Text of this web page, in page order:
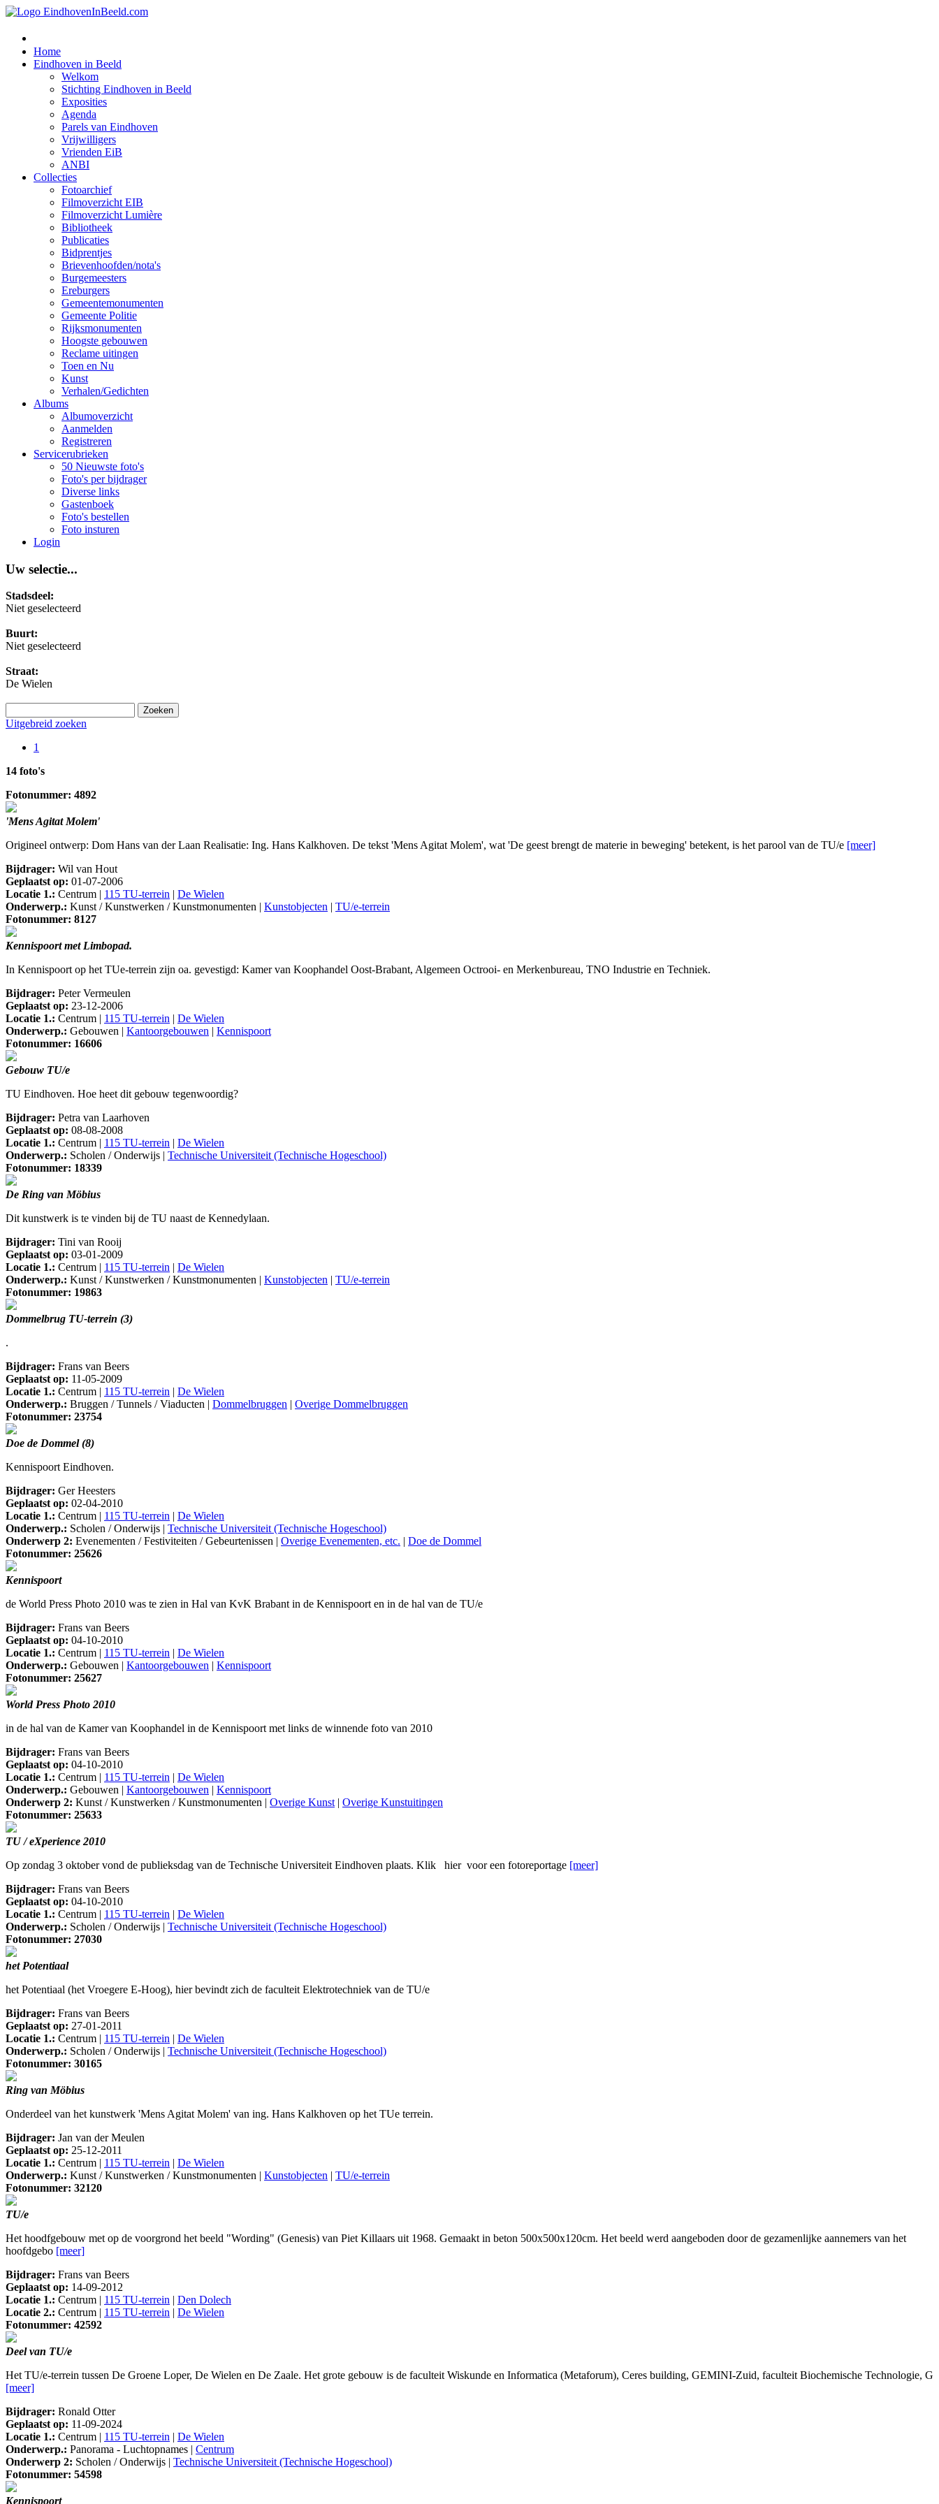
Home
Eindhoven in Beeld
Welkom
Stichting Eindhoven in Beeld
Exposities
Agenda
Parels van Eindhoven
Vrijwilligers
Vrienden EiB
ANBI
Collecties
Fotoarchief
Filmoverzicht EIB
Filmoverzicht Lumière
Bibliotheek
Publicaties
Bidprentjes
Brievenhoofden/nota's
Burgemeesters
Ereburgers
Gemeentemonumenten
Gemeente Politie
Rijksmonumenten
Hoogste gebouwen
Reclame uitingen
Toen en Nu
Kunst
Verhalen/Gedichten
Albums
Albumoverzicht
Aanmelden
Registreren
Servicerubrieken
50 Nieuwste foto's
Foto's per bijdrager
Diverse links
Gastenboek
Foto's bestellen
Foto insturen
Login
Uw selectie...
Stadsdeel:
Niet geselecteerd
Buurt:
Niet geselecteerd
Straat:
De Wielen
Uitgebreid zoeken
1
14 foto's
Fotonummer: 4892
'Mens Agitat Molem'
Origineel ontwerp: Dom Hans van der Laan Realisatie: Ing. Hans Kalkhoven. De tekst 'Mens Agitat Molem', wat 'De geest brengt de materie in beweging' betekent, is het parool van de TU/e [meer]
Bijdrager: Wil van Hout
Geplaatst op: 01-07-2006
Locatie 1.: Centrum | 115 TU-terrein | De Wielen
Onderwerp.: Kunst / Kunstwerken / Kunstmonumenten | Kunstobjecten | TU/e-terrein
Fotonummer: 8127
Kennispoort met Limbopad.
In Kennispoort op het TUe-terrein zijn oa. gevestigd: Kamer van Koophandel Oost-Brabant, Algemeen Octrooi- en Merkenbureau, TNO Industrie en Techniek.
Bijdrager: Peter Vermeulen
Geplaatst op: 23-12-2006
Locatie 1.: Centrum | 115 TU-terrein | De Wielen
Onderwerp.: Gebouwen | Kantoorgebouwen | Kennispoort
Fotonummer: 16606
Gebouw TU/e
TU Eindhoven. Hoe heet dit gebouw tegenwoordig?
Bijdrager: Petra van Laarhoven
Geplaatst op: 08-08-2008
Locatie 1.: Centrum | 115 TU-terrein | De Wielen
Onderwerp.: Scholen / Onderwijs | Technische Universiteit (Technische Hogeschool)
Fotonummer: 18339
De Ring van Möbius
Dit kunstwerk is te vinden bij de TU naast de Kennedylaan.
Bijdrager: Tini van Rooij
Geplaatst op: 03-01-2009
Locatie 1.: Centrum | 115 TU-terrein | De Wielen
Onderwerp.: Kunst / Kunstwerken / Kunstmonumenten | Kunstobjecten | TU/e-terrein
Fotonummer: 19863
Dommelbrug TU-terrein (3)
.
Bijdrager: Frans van Beers
Geplaatst op: 11-05-2009
Locatie 1.: Centrum | 115 TU-terrein | De Wielen
Onderwerp.: Bruggen / Tunnels / Viaducten | Dommelbruggen | Overige Dommelbruggen
Fotonummer: 23754
Doe de Dommel (8)
Kennispoort Eindhoven.
Bijdrager: Ger Heesters
Geplaatst op: 02-04-2010
Locatie 1.: Centrum | 115 TU-terrein | De Wielen
Onderwerp.: Scholen / Onderwijs | Technische Universiteit (Technische Hogeschool)
Onderwerp 2: Evenementen / Festiviteiten / Gebeurtenissen | Overige Evenementen, etc. | Doe de Dommel
Fotonummer: 25626
Kennispoort
de World Press Photo 2010 was te zien in Hal van KvK Brabant in de Kennispoort en in de hal van de TU/e
Bijdrager: Frans van Beers
Geplaatst op: 04-10-2010
Locatie 1.: Centrum | 115 TU-terrein | De Wielen
Onderwerp.: Gebouwen | Kantoorgebouwen | Kennispoort
Fotonummer: 25627
World Press Photo 2010
in de hal van de Kamer van Koophandel in de Kennispoort met links de winnende foto van 2010
Bijdrager: Frans van Beers
Geplaatst op: 04-10-2010
Locatie 1.: Centrum | 115 TU-terrein | De Wielen
Onderwerp.: Gebouwen | Kantoorgebouwen | Kennispoort
Onderwerp 2: Kunst / Kunstwerken / Kunstmonumenten | Overige Kunst| Overige Kunstuitingen
Fotonummer: 25633
TU / eXperience 2010
Op zondag 3 oktober vond de publieksdag van de Technische Universiteit Eindhoven plaats. Klik hier voor een fotoreportage [meer]
Bijdrager: Frans van Beers
Geplaatst op: 04-10-2010
Locatie 1.: Centrum | 115 TU-terrein | De Wielen
Onderwerp.: Scholen / Onderwijs | Technische Universiteit (Technische Hogeschool)
Fotonummer: 27030
het Potentiaal
het Potentiaal (het Vroegere E-Hoog), hier bevindt zich de faculteit Elektrotechniek van de TU/e
Bijdrager: Frans van Beers
Geplaatst op: 27-01-2011
Locatie 1.: Centrum | 115 TU-terrein | De Wielen
Onderwerp.: Scholen / Onderwijs | Technische Universiteit (Technische Hogeschool)
Fotonummer: 30165
Ring van Möbius
Onderdeel van het kunstwerk 'Mens Agitat Molem' van ing. Hans Kalkhoven op het TUe terrein.
Bijdrager: Jan van der Meulen
Geplaatst op: 25-12-2011
Locatie 1.: Centrum | 115 TU-terrein | De Wielen
Onderwerp.: Kunst / Kunstwerken / Kunstmonumenten | Kunstobjecten | TU/e-terrein
Fotonummer: 32120
TU/e
Het hoodfgebouw met op de voorgrond het beeld "Wording" (Genesis) van Piet Killaars uit 1968. Gemaakt in beton 500x500x120cm. Het beeld werd aangeboden door de gezamenlijke aannemers van het
hoofdgebo [meer]
Bijdrager: Frans van Beers
Geplaatst op: 14-09-2012
Locatie 1.: Centrum | 115 TU-terrein | Den Dolech
Locatie 2.: Centrum | 115 TU-terrein | De Wielen
Fotonummer: 42592
Deel van TU/e
Het TU/e-terrein tussen De Groene Loper, De Wielen en De Zaale. Het grote gebouw is de faculteit Wiskunde en Informatica (Metaforum), Ceres building, GEMINI-Zuid, faculteit Biochemische Technologie, G
[meer]
Bijdrager: Ronald Otter
Geplaatst op: 11-09-2024
Locatie 1.: Centrum | 115 TU-terrein | De Wielen
Onderwerp.: Panorama - Luchtopnames | Centrum
Onderwerp 2: Scholen / Onderwijs | Technische Universiteit (Technische Hogeschool)
Fotonummer: 54598
Kennispoort